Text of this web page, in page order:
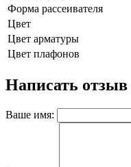
Форма рассеивателя
Цвет
Цвет арматуры
Цвет плафонов
Написать отзыв
Ваше имя: